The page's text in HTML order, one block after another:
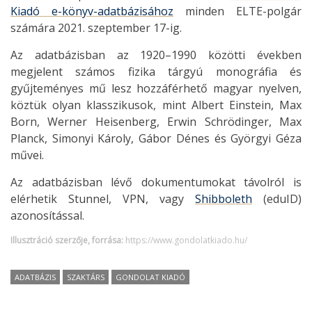
Kiadó e-könyv-adatbázisához minden ELTE-polgár
számára 2021. szeptember 17-ig.
Az adatbázisban az 1920–1990 közötti években
megjelent számos fizika tárgyú monográfia és
gyűjteményes mű lesz hozzáférhető magyar nyelven,
köztük olyan klasszikusok, mint Albert Einstein, Max
Born, Werner Heisenberg, Erwin Schrödinger, Max
Planck, Simonyi Károly, Gábor Dénes és Györgyi Géza
művei.
Az adatbázisban lévő dokumentumokat távolról is
elérhetik Stunnel, VPN, vagy Shibboleth (eduID)
azonosítással.
Illusztráció szerzője, forrása: https://www.gondolatkiado.hu/
ADATBÁZIS SZAKTÁRS GONDOLAT KIADÓ